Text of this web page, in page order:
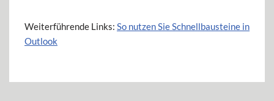
Weiterführende Links: So nutzen Sie Schnellbausteine in
Outlook